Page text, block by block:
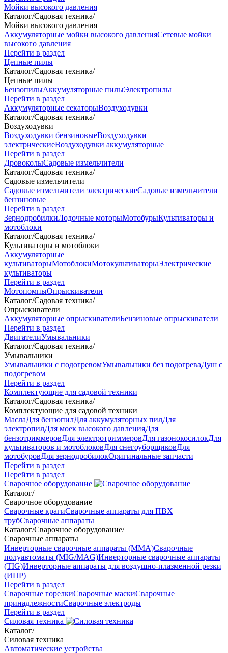
Мойки высокого давления
Каталог/Садовая техника/
Мойки высокого давления
Аккумуляторные мойки высокого давленияСетевые мойки
высокого давления
Перейти в раздел
Цепные пилы
Каталог/Садовая техника/
Цепные пилы
БензопилыАккумуляторные пилыЭлектропилы
Перейти в раздел
Аккумуляторные секаторыВоздуходувки
Каталог/Садовая техника/
Воздуходувки
Воздуходувки бензиновыеВоздуходувки
электрическиеВоздуходувки аккумуляторные
Перейти в раздел
ДровоколыСадовые измельчители
Каталог/Садовая техника/
Садовые измельчители
Садовые измельчители электрическиеСадовые измельчители
бензиновые
Перейти в раздел
ЗернодробилкиЛодочные моторыМотобурыКультиваторы и
мотоблоки
Каталог/Садовая техника/
Культиваторы и мотоблоки
Аккумуляторные
культиваторыМотоблокиМотокультиваторыЭлектрические
культиваторы
Перейти в раздел
МотопомпыОпрыскиватели
Каталог/Садовая техника/
Опрыскиватели
Аккумуляторные опрыскивателиБензиновые опрыскиватели
Перейти в раздел
ДвигателиУмывальники
Каталог/Садовая техника/
Умывальники
Умывальники с подогревомУмывальники без подогреваДуш с
подогревом
Перейти в раздел
Комплектующие для садовой техники
Каталог/Садовая техника/
Комплектующие для садовой техники
МаслаДля бензопилДля аккумуляторных пилДля
электропилДля моек высокого давленияДля
бензотриммеровДля электротриммеровДля газонокосилокДля
культиваторов и мотоблоковДля снегоуборщиковДля
мотобуровДля зернодробилокОригинальные запчасти
Перейти в раздел
Перейти в раздел
Сварочное оборудование
Каталог/
Сварочное оборудование
Сварочные крагиСварочные аппараты для ПВХ
трубСварочные аппараты
Каталог/Сварочное оборудование/
Сварочные аппараты
Инверторные сварочные аппараты (ММА)Сварочные
полуавтоматы (MIG/MAG)Инверторные сварочные аппараты
(TIG)Инверторные аппараты для воздушно-плазменной резки
(ИПР)
Перейти в раздел
Сварочные горелкиСварочные маскиСварочные
принадлежностиСварочные электроды
Перейти в раздел
Силовая техника
Каталог/
Силовая техника
Автоматические устройства